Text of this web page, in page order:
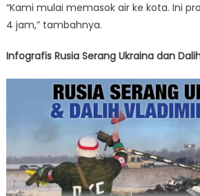
“Kami mulai memasok air ke kota. Ini
4 jam,” tambahnya.
Infografis Rusia Serang Ukraina dan